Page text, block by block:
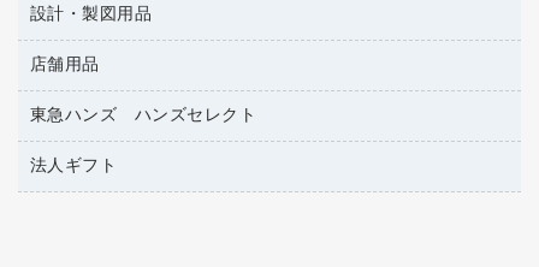
プレゼン用ファイル
ファイルボックス
パイプ式ファイル
その他ファイル
マーキングペン（油性）
マーキングペン（水性）
ボールペン（油性）
備品／小物ケース
透明テープ 事務用
電話台
介護用品
医療関連用品
工事関連用品
屋外用品
設計・製図用品
設計・製図用品
店舗用品
店舗運営用品
陳列什器
紙手提げ袋
東急ハンズ ハンズセレクト
東急ハンズ
法人ギフト